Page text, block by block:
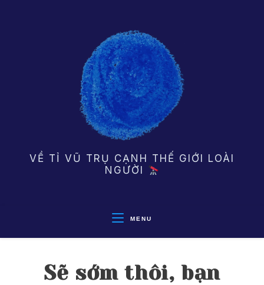
VỀ TỈ VŨ TRỤ CẠNH THẾ GIỚI LOÀI
NGƯỜI
MENU
Sẽ sớm thôi, bạn